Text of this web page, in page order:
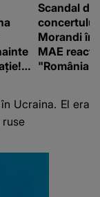
Scandal
Morandi în
MAE
"România
Ucraina. El era